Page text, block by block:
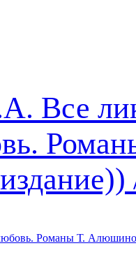
Романы Т.